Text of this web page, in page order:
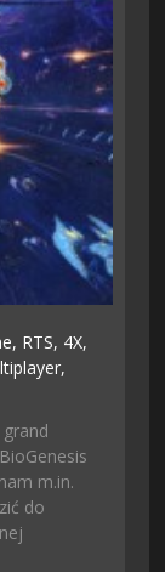
RTS, 4X,
m.in.
do